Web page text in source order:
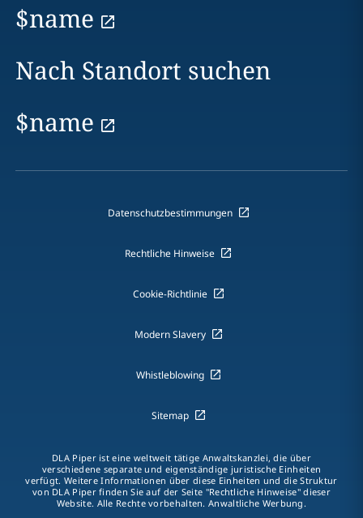
$name
Nach Standort suchen
$name
Datenschutzbestimmungen
Rechtliche Hinweise
Cookie-Richtlinie
Modern Slavery
Whistleblowing
Sitemap
DLA Piper ist eine weltweit tätige Anwaltskanzlei, die über
verschiedene separate und eigenständige juristische Einheiten
verfügt. Weitere Informationen über diese Einheiten und die Struktur
von DLA Piper finden Sie auf der Seite "Rechtliche Hinweise" dieser
Website. Alle Rechte vorbehalten. Anwaltliche Werbung.